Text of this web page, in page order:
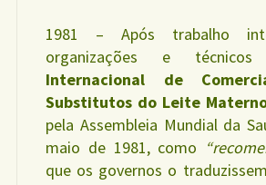
1981 – Após trabalho
organizações e
Internacional de
Substitutos do Leite
pela Assembleia Mundial da
maio de 1981, como
que os governos o